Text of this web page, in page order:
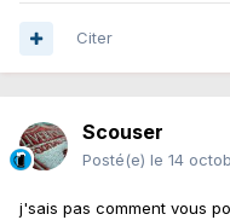
Citer
Scouser
Posté(e) le 14
j'sais pas comment vous